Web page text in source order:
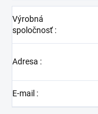
Výrobná
spoločnosť:
Adresa :
E-mail :